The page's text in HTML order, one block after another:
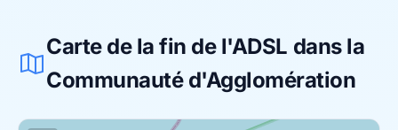
Carte de la fin de l'ADSL dans la
Communauté d'Agglomération